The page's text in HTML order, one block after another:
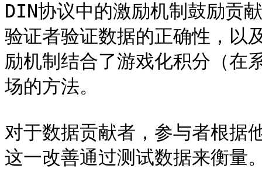
DIN协议中的激励机制鼓励贡
验证者验证数据的正确性，以
励机制结合了游戏化积分（在
场的方法。
对于数据贡献者，参与者根据
这一改善通过测试数据来衡量